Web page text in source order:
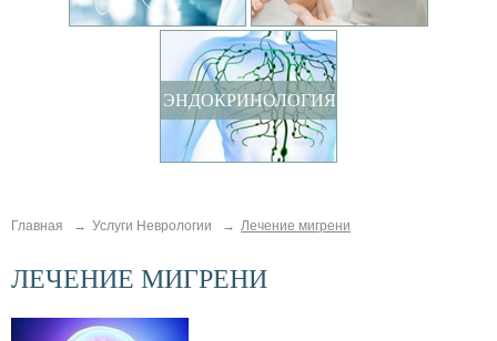
ЭНДОКРИНОЛОГИЯ
Главная Услуги Неврологии Лечение мигрени
ЛЕЧЕНИЕ МИГРЕНИ